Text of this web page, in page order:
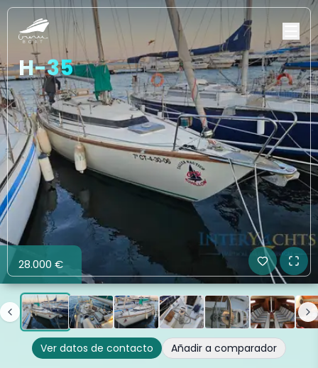
H-35
28.000 €
Ver datos de contacto Añadir a comparador